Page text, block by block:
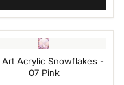
Art Acrylic Snowflakes -
07 Pink